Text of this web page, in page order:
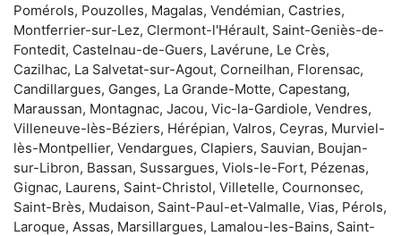
Pomérols, Pouzolles, Magalas, Vendémian, Castries,
Montferrier-sur-Lez, Clermont-l'Hérault, Saint-Geniès-de-
Fontedit, Castelnau-de-Guers, Lavérune, Le Crès,
Cazilhac, La Salvetat-sur-Agout, Corneilhan, Florensac,
Candillargues, Ganges, La Grande-Motte, Capestang,
Maraussan, Montagnac, Jacou, Vic-la-Gardiole, Vendres,
Villeneuve-lès-Béziers, Hérépian, Valros, Ceyras, Murviel-
lès-Montpellier, Vendargues, Clapiers, Sauvian, Boujan-
sur-Libron, Bassan, Sussargues, Viols-le-Fort, Pézenas,
Gignac, Laurens, Saint-Christol, Villetelle, Cournonsec,
Saint-Brès, Mudaison, Saint-Paul-et-Valmalle, Vias, Pérols,
Laroque, Assas, Marsillargues, Lamalou-les-Bains, Saint-